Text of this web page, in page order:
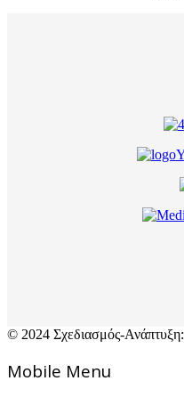
© 2024 Σχεδιασμός-Ανάπτυξη:
Mοbile Menu